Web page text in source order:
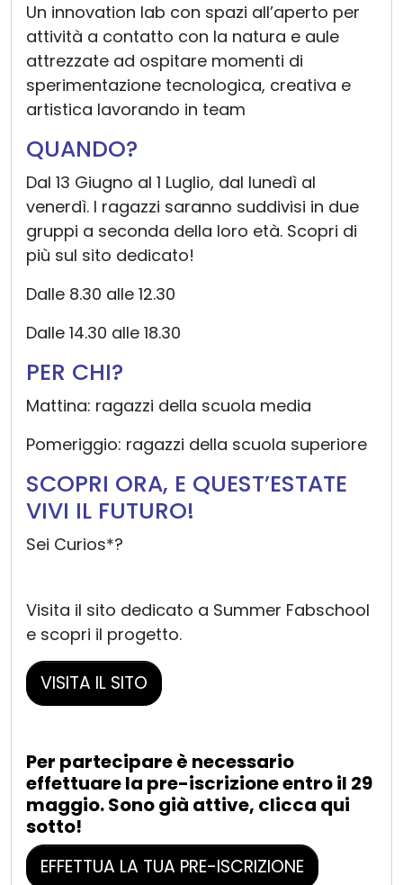
Un innovation lab con spazi all’aperto per
attività a contatto con la natura e aule
attrezzate ad ospitare momenti di
sperimentazione tecnologica, creativa e
artistica lavorando in team
QUANDO?
Dal 13 Giugno al 1 Luglio, dal lunedì al
venerdì. I ragazzi saranno suddivisi in due
gruppi a seconda della loro età. Scopri di
più sul sito dedicato!
Dalle 8.30 alle 12.30
Dalle 14.30 alle 18.30
PER CHI?
Mattina: ragazzi della scuola media
Pomeriggio: ragazzi della scuola superiore
SCOPRI ORA, E QUEST’ESTATE
VIVI IL FUTURO!
Sei Curios*?
Visita il sito dedicato a Summer Fabschool
e scopri il progetto.
VISITA IL SITO
Per partecipare è necessario
effettuare la pre-iscrizione entro il 29
maggio. Sono già attive, clicca qui
sotto!
EFFETTUA LA TUA PRE-ISCRIZIONE